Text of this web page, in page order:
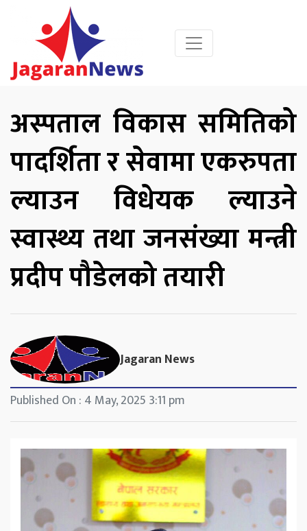
अस्पताल विकास समितिको
पादर्शिता र सेवामा एकरुपता
ल्याउन विधेयक ल्याउने
स्वास्थ्य तथा जनसंख्या मन्त्री
प्रदीप पौडेलको तयारी
Jagaran News
Published On : 4 May, 2025 3:11 pm